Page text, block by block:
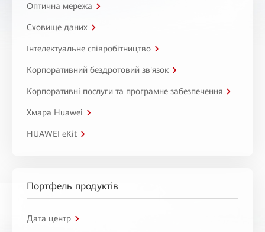
Оптична мережа
Сховище даних
Інтелектуальне співробітництво
Корпоративний бездротовий зв'язок
Корпоративні послуги та програмне забезпечення
Хмара Huawei
HUAWEI eKit
Портфель продуктів
Дата центр